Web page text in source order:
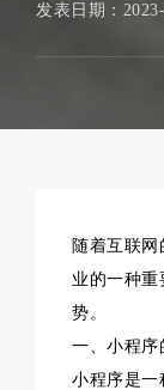
发表日期：
随着互联
业的一种
势。
一、小程序
小程序是一